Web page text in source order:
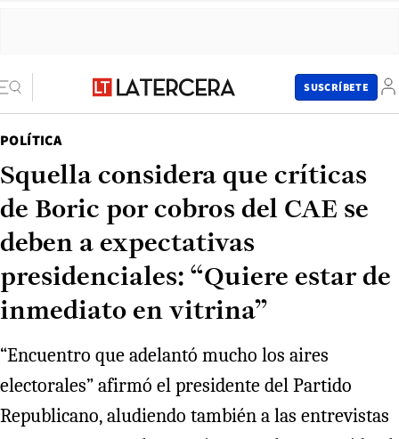
SUSCRÍBETE
POLÍTICA
Squella considera que críticas
de Boric por cobros del CAE se
deben a expectativas
presidenciales: “Quiere estar de
inmediato en vitrina”
“Encuentro que adelantó mucho los aires
electorales” afirmó el presidente del Partido
Republicano, aludiendo también a las entrevistas